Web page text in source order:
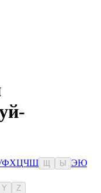
ФХЦЧШ Ы ЭЮ
Y Z